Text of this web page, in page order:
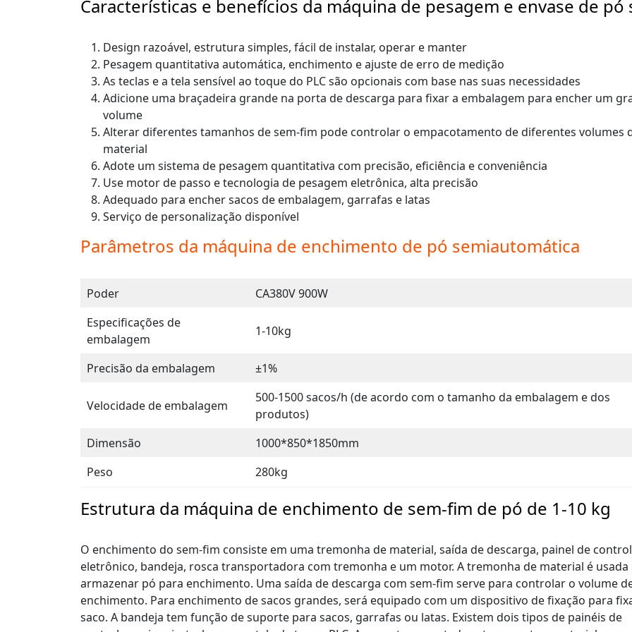
Características e benefícios da máquina de pesagem e envase de pó
Design razoável, estrutura simples, fácil de instalar, operar e manter
Pesagem quantitativa automática, enchimento e ajuste de erro de medição
As teclas e a tela sensível ao toque do PLC são opcionais com base nas suas necessidades
Adicione uma braçadeira grande na porta de descarga para fixar a embalagem para encher um
volume
Alterar diferentes tamanhos de sem-fim pode controlar o empacotamento de diferentes volumes
material
Adote um sistema de pesagem quantitativa com precisão, eficiência e conveniência
Use motor de passo e tecnologia de pesagem eletrônica, alta precisão
Adequado para encher sacos de embalagem, garrafas e latas
Serviço de personalização disponível
Parâmetros da máquina de enchimento de pó semiautomática
Poder
CA380V 900W
Especificações de
embalagem
1-10kg
Precisão da embalagem ±1%
Velocidade de embalagem
500-1500 sacos/h (de acordo com o tamanho da embalagem e dos
produtos)
Dimensão
1000*850*1850mm
Peso
280kg
Estrutura da máquina de enchimento de sem-fim de pó de 1-10 kg
O enchimento do sem-fim consiste em uma tremonha de material, saída de descarga, painel de
eletrônico, bandeja, rosca transportadora com tremonha e um motor. A tremonha de material é usada
armazenar pó para enchimento. Uma saída de descarga com sem-fim serve para controlar o volume
enchimento. Para enchimento de sacos grandes, será equipado com um dispositivo de fixação para
saco. A bandeja tem função de suporte para sacos, garrafas ou latas. Existem dois tipos de painéis de